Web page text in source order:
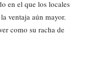
en el que los locales
ventaja aún mayor.
como su racha de